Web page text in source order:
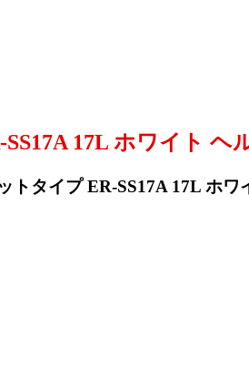
17L ホワイト
トタイプ ER-SS17A 17L ホ